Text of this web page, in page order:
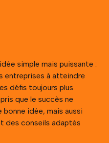
simple mais puissante :
entreprises à atteindre
défis toujours plus
que le succès ne
bonne idée, mais aussi
des conseils adaptés